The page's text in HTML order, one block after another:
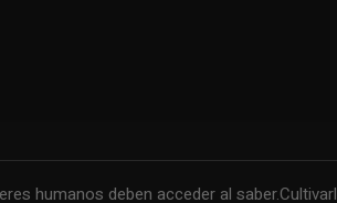
humanos deben acceder al